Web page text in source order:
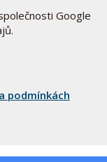
Google
podmínkách